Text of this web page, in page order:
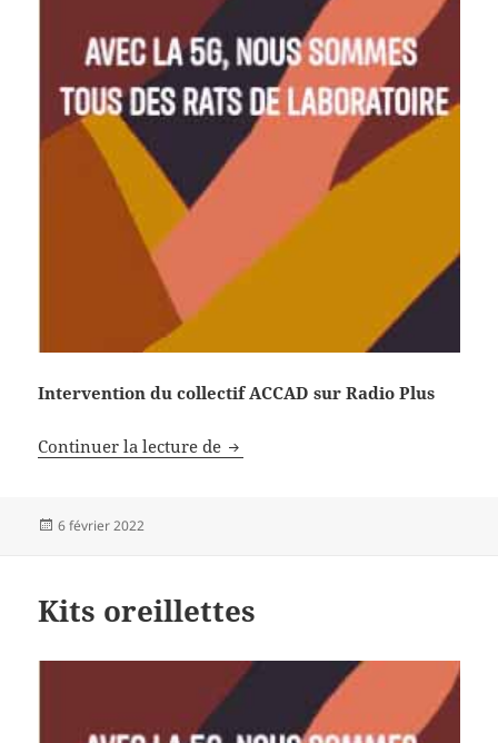
Intervention du collectif ACCAD sur Radio Plus
Continuer la lecture de Non aux antennes 5G à Courcelles
Publié
6 février 2022
Kits oreillettes